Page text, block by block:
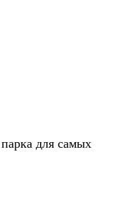
для самых